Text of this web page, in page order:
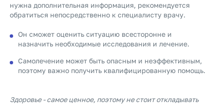
нужна дополнительная информация, рекомендуется
обратиться непосредственно к специалисту врачу.
Он сможет оценить ситуацию всесторонне и
назначить необходимые исследования и лечение.
Самолечение может быть опасным и неэффективным,
поэтому важно получить квалифицированную помощь.
Здоровье - самое ценное, поэтому не стоит откладывать